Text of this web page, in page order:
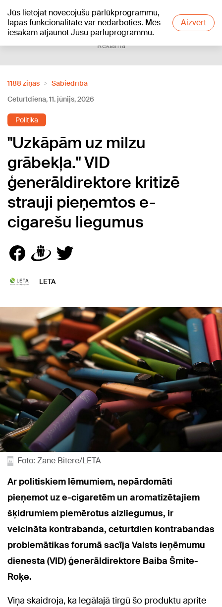
Jūs lietojat novecojušu pārlūkprogrammu,
lapas funkcionalitāte var nedarboties. Mēs
iesakām atjaunot Jūsu pārluprogrammu.
Aizvērt
+21°C
Reklāma
1188 ziņas
Sabiedrība
Ceturtdiena, 11. jūnijs, 2026
Politika
"Uzkāpām uz milzu
grābekļa." VID
ģenerāldirektore kritizē
strauji pieņemtos e-
cigarešu liegumus
LETA
Foto: Zane Bitere/LETA
Ar politiskiem lēmumiem, nepārdomāti
pieņemot uz e-cigaretēm un aromatizētajiem
šķidrumiem piemērotus aizliegumus, ir
veicināta kontrabanda, ceturtdien kontrabandas
problemātikas forumā sacīja Valsts ieņēmumu
dienesta (VID) ģenerāldirektore Baiba Šmite-
Roķe.
Viņa skaidroja, ka legālajā tirgū šo produktu aprite